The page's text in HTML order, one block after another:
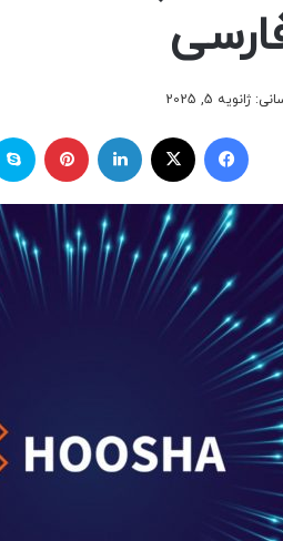
ژانویه 5, 2025
ایکس